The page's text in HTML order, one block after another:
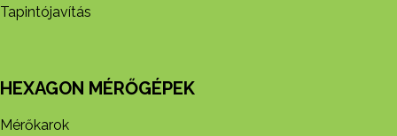
Tapintójavítás
HEXAGON MÉRŐGÉPEK
Mérőkarok